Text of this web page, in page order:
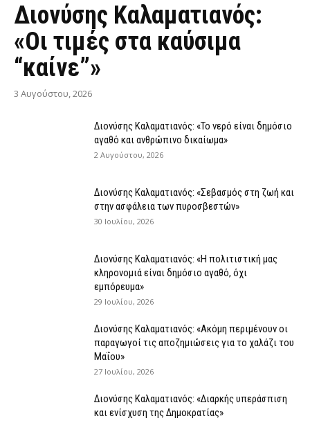
Διονύσης Καλαματιανός:
«Οι τιμές στα καύσιμα
“καίνε”»
3 Αυγούστου, 2026
Διονύσης Καλαματιανός: «Το νερό είναι δημόσιο
αγαθό και ανθρώπινο δικαίωμα»
2 Αυγούστου, 2026
Διονύσης Καλαματιανός: «Σεβασμός στη ζωή και
στην ασφάλεια των πυροσβεστών»
30 Ιουλίου, 2026
Διονύσης Καλαματιανός: «Η πολιτιστική μας
κληρονομιά είναι δημόσιο αγαθό, όχι
εμπόρευμα»
29 Ιουλίου, 2026
Διονύσης Καλαματιανός: «Ακόμη περιμένουν οι
παραγωγοί τις αποζημιώσεις για το χαλάζι του
Μαΐου»
27 Ιουλίου, 2026
Διονύσης Καλαματιανός: «Διαρκής υπεράσπιση
και ενίσχυση της Δημοκρατίας»